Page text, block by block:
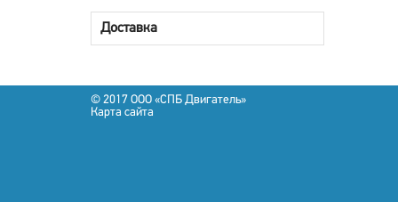
Доставка
© 2017 OOO «СПБ Двигатель»
Карта сайта